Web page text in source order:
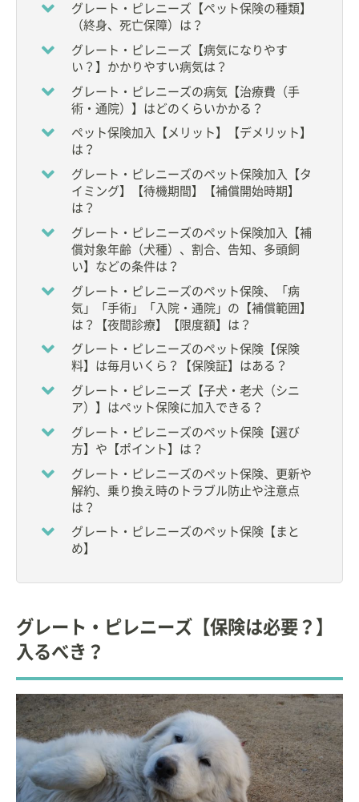
【所属】
◆公益社団法人 東京都獣医師会
◆アジア小動物獣医学会（FASAVA） 所属
理事
【メディア】
◇Webメディア
【hotto Professionalインタビュー】
Professionalインタビュー Vol.1【成城こばやし動物
病院代表 小林元郎先生】
グレート・ピレニーズ【ペット保険の種類】
（終身、死亡保障）は？
グレート・ピレニーズ【病気になりやす
い？】かかりやすい病気は？
グレート・ピレニーズの病気【治療費（手
術・通院）】はどのくらいかかる？
ペット保険加入【メリット】【デメリット】
は？
グレート・ピレニーズのペット保険加入【タ
イミング】【待機期間】【補償開始時期】
は？
グレート・ピレニーズのペット保険加入【補
償対象年齢（犬種）、割合、告知、多頭飼
い】などの条件は？
グレート・ピレニーズのペット保険、「病
気」「手術」「入院・通院」の【補償範囲】
は？【夜間診療】【限度額】は？
グレート・ピレニーズのペット保険【保険
料】は毎月いくら？【保険証】はある？
グレート・ピレニーズ【子犬・老犬（シニ
ア）】はペット保険に加入できる？
グレート・ピレニーズのペット保険【選び
方】や【ポイント】は？
グレート・ピレニーズのペット保険、更新や
解約、乗り換え時のトラブル防止や注意点
は？
グレート・ピレニーズのペット保険【まと
め】
グレート・ピレニーズ【保険は必要？】
入るべき？